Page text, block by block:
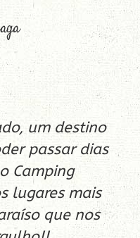
um destino
passar dias
Camping
lugares mais
que nos